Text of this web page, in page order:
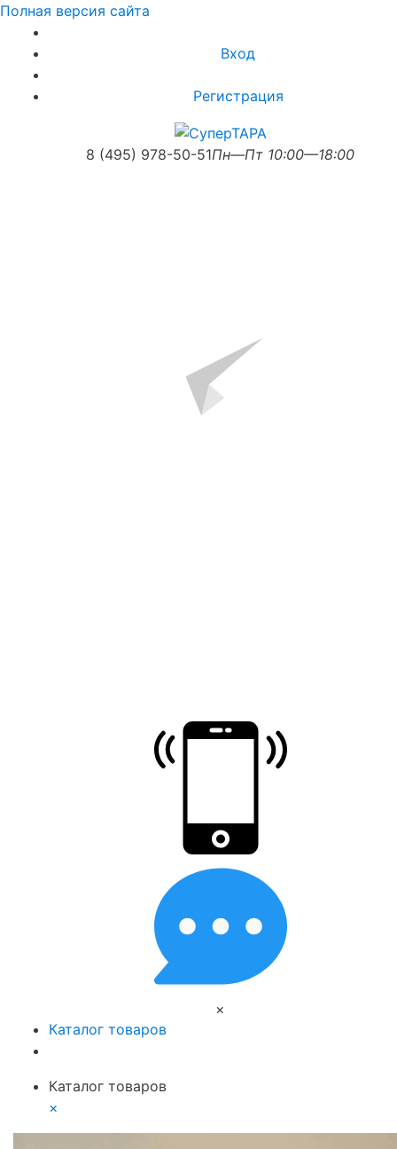
Полная версия сайта
Вход
Регистрация
8 (495) 978-50-51Пн—Пт 10:00—18:00
×
Каталог товаров
Каталог товаров
×